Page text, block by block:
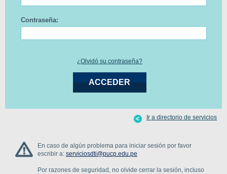
Contraseña:
¿Olvidó su contraseña?
En caso de algún problema para iniciar sesión por favor
escribir a: serviciosdti@pucp.edu.pe
Por razones de seguridad, no olvide cerrar la sesión, incluso
Ir a directorio de servicios